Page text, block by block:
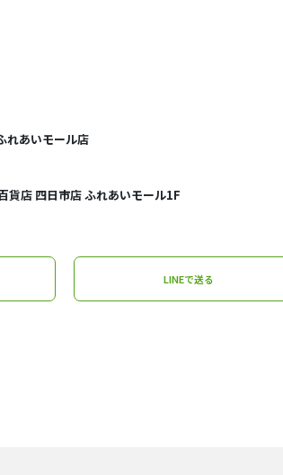
れあいモール店
店 四日市店 ふれあいモール1F
LINEで送る